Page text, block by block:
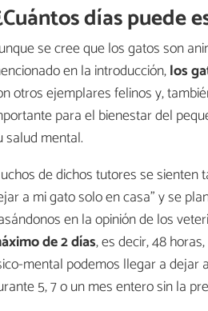
días puede
se cree que los gatos son
en la introducción,los
otros ejemplares felinos y,
para el bienestar del
salud mental.
de dichos tutores se sienten
a mi gato solo en casa" y se
en la opinión de los
de 2 días, es decir, 48
mental podemos llegar a dejar
5, 7 o un mes entero sin la